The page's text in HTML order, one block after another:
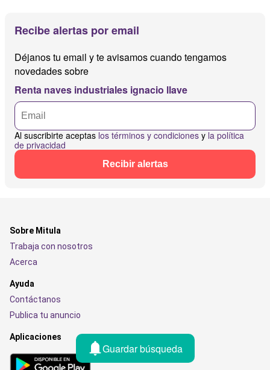
Recibe alertas por email
Déjanos tu email y te avisamos cuando tengamos
novedades sobre
Renta naves industriales ignacio llave
Al suscribirte aceptas los términos y condiciones y la política
de privacidad
Recibir alertas
Guardar búsqueda
Sobre Mitula
Trabaja con nosotros
Acerca
Ayuda
Contáctanos
Publica tu anuncio
Aplicaciones